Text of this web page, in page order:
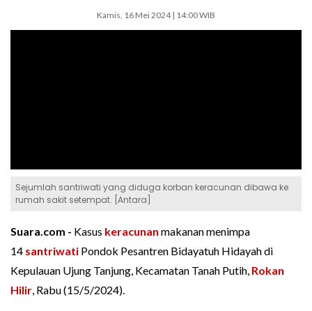
Kamis, 16 Mei 2024 | 14:00 WIB
Sejumlah santriwati yang diduga korban keracunan dibawa ke
rumah sakit setempat. [Antara]
Suara.com - Kasus keracunan makanan menimpa
14 santriwati Pondok Pesantren Bidayatuh Hidayah di
Kepulauan Ujung Tanjung, Kecamatan Tanah Putih, Rokan
Hilir, Rabu (15/5/2024).